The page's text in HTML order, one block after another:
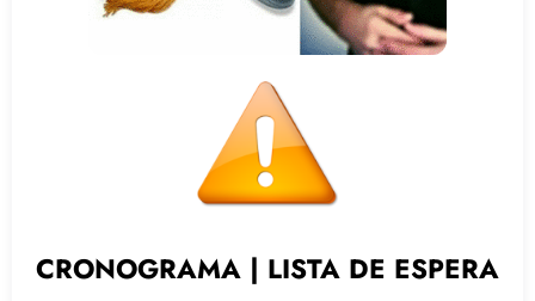
CRONOGRAMA | LISTA DE ESPERA